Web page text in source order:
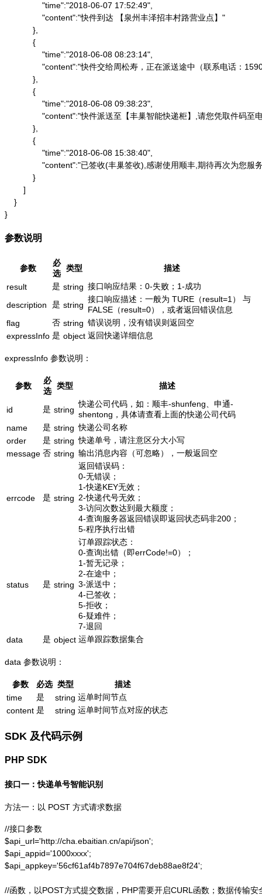
                "time":"2018-06-07 17:52:49",
                "content":"快件到达 【泉州丰泽招丰村路营业点】"
            },
            {
                "time":"2018-06-08 08:23:14",
"content":"快件交给周松寿，正在派送途中（联系电话：
            },
            {
                "time":"2018-06-08 09:38:23",
"content":"快件派送至【丰巢智能快递柜】,请您凭取件
            },
            {
                "time":"2018-06-08 15:38:40",
"content":"已签收(丰巢签收),感谢使用顺丰,期待再次为您服
            }
        ]
    }
}
参数说明
参数
必
选
类型
描述
result
是 string 接口响应结果：0-失败；1-成功
description
是 string
接口响应描述：一般为 TURE（result=1） 与
FALSE（result=0），或者返回错误信息
flag
否 string 错误说明，没有错误则返回空
expressInfo 是 object 返回快递详细信息
expressInfo 参数说明：
参数
必
选
类型 描述
id 是 string
快递公司代码，如：顺丰-shunfeng、申通-
shentong，具体请查看上面的快递公司代码
name
是 string 快递公司名称
order
是 string 快递单号，请注意区分大小写
message 否 string 输出消息内容（可忽略），一般返回空
errcode 是 string
返回错误码：
0-无错误；
1-快递KEY无效；
2-快递代号无效；
3-访问次数达到最大额度；
4-查询服务器返回错误即返回状态码非200；
5-程序执行出错
status 是 string
订单跟踪状态：
0-查询出错（即errCode!=0）；
1-暂无记录；
2-在途中；
3-派送中；
4-已签收；
5-拒收；
6-疑难件；
7-退回
data
是 object 运单跟踪数据集合
data 参数说明：
参数 必选 类型
描述
time
是 string 运单时间节点
content 是 string 运单时间节点对应的状态
SDK 及代码示例
PHP SDK
接口一：快递单号智能识别
方法一：以 POST 方式请求数据
//接口参数
$api_url='http://cha.ebaitian.cn/api/json';
$api_appid='1000xxxx';
$api_appkey='56cf61af4b7897e704f67deb88ae8f24';
//函数，以POST方式提交数据，PHP需要开启CURL函数；数据传输安